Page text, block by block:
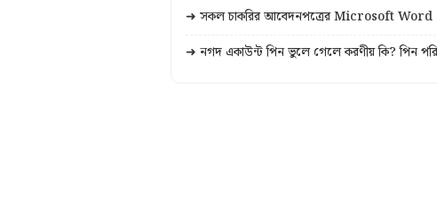
➜ সকল চাকরির আবেদনপত্রের Microsoft
➜ নগদ একাউন্ট পিন ভুলে গেলে করণীয় কি? পিন